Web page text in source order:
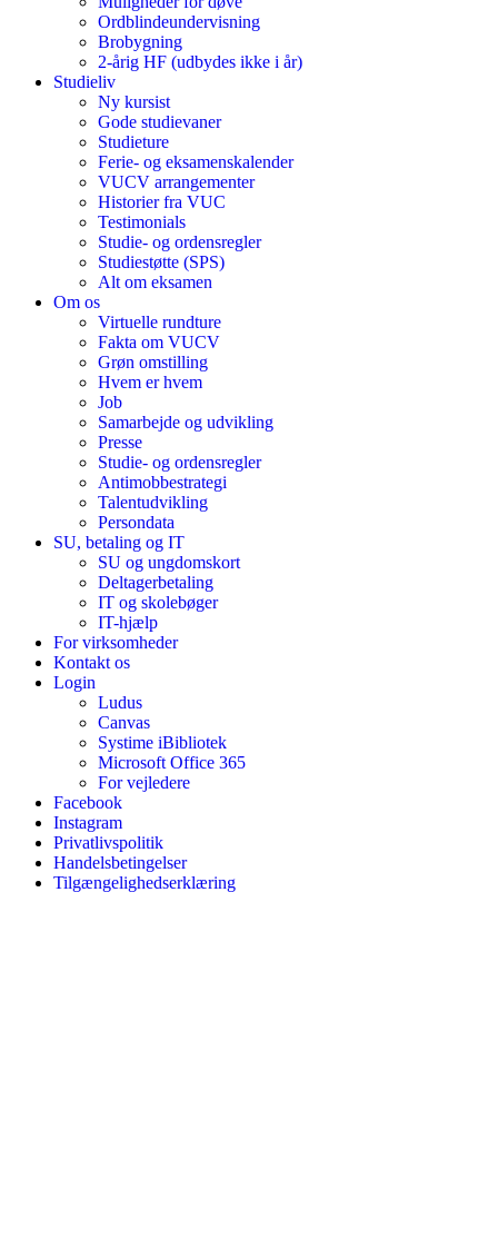
Ordblindeundervisning
Brobygning
2-årig HF (udbydes ikke i år)
Studieliv
Ny kursist
Gode studievaner
Studieture
Ferie- og eksamenskalender
VUCV arrangementer
Historier fra VUC
Testimonials
Studie- og ordensregler
Studiestøtte (SPS)
Alt om eksamen
Om os
Virtuelle rundture
Fakta om VUCV
Grøn omstilling
Hvem er hvem
Job
Samarbejde og udvikling
Presse
Studie- og ordensregler
Antimobbestrategi
Talentudvikling
Persondata
SU, betaling og IT
SU og ungdomskort
Deltagerbetaling
IT og skolebøger
IT-hjælp
For virksomheder
Kontakt os
Login
Ludus
Canvas
Systime iBibliotek
Microsoft Office 365
For vejledere
Facebook
Instagram
Privatlivspolitik
Handelsbetingelser
Tilgængelighedserklæring